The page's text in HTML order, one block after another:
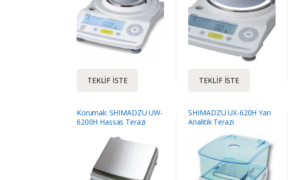
TEKLIF İSTE TEKLIF İSTE
Korumalı: SHIMADZU UW-
6200H Hassas Terazi
SHIMADZU UX-620H Yarı
Analitik Terazi